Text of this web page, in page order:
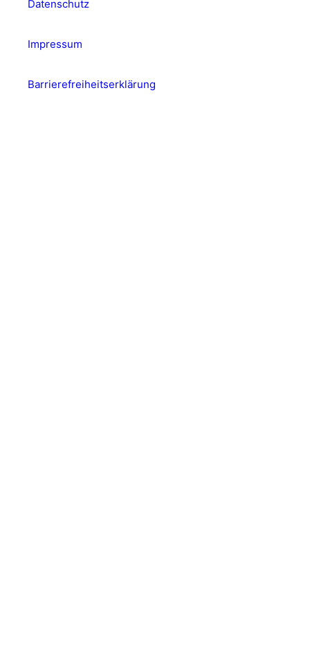
Datenschutz
Impressum
Barrierefreiheitserklärung